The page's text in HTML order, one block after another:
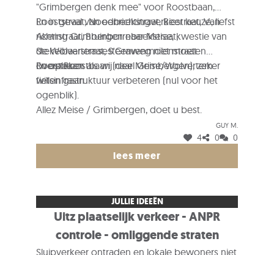
"Grimbergen denk mee" voor Roostbaan,
Rooststraat, Noodbeekstraat, Biestraat, Van
Akenstraat, Bruinborrebeekstraat,
Stekelbaarstraat, S'Gravenmolenstraat.
Roostbaan
En in geval van eenrichtingverkeer keuze, liefst
richting Grimbergen naar Meise, kwestie van
de Wolvertemsesteenweg niet moeten
oversteken als wij naar Meise/Wolvertem
willen gaan.
En op Roostbaan (deel Grimbergen), zeker
fietsinfrastruktuur verbeteren (nul voor het
ogenblik).
Allez Meise / Grimbergen, doet u best.
Guy M.
4 0 0
lees meer
JULLIE IDEEËN
Uitz plaatselijk verkeer - ANPR
controle - omliggende straten
Sluipverkeer ontraden en lokale bewoners niet